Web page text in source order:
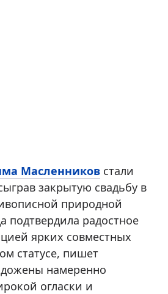
Масленников стали
закрытую свадьбу в
природной
подтвердила радостное
ярких совместных
статусе, пишет
намеренно
огласки и